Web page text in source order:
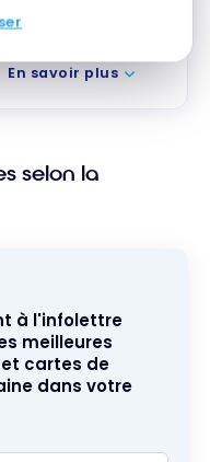
En savoir plus
selon la
à l'infolettre
meilleures
cartes de
dans votre